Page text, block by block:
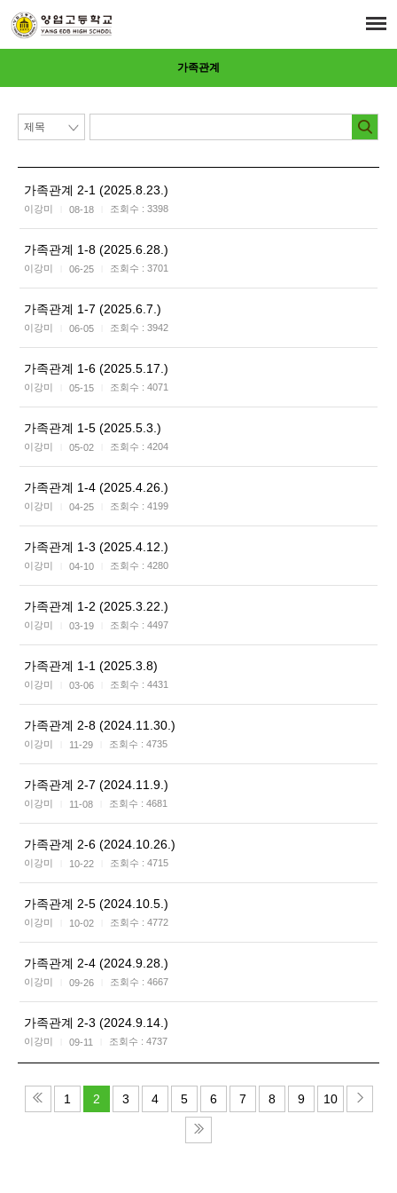
가족관계
가족관계 2-1 (2025.8.23.)
이강미 08-18 조회수 : 3398
가족관계 1-8 (2025.6.28.)
이강미 06-25 조회수 : 3701
가족관계 1-7 (2025.6.7.)
이강미 06-05 조회수 : 3942
가족관계 1-6 (2025.5.17.)
이강미 05-15 조회수 : 4071
가족관계 1-5 (2025.5.3.)
이강미 05-02 조회수 : 4204
가족관계 1-4 (2025.4.26.)
이강미 04-25 조회수 : 4199
가족관계 1-3 (2025.4.12.)
이강미 04-10 조회수 : 4280
가족관계 1-2 (2025.3.22.)
이강미 03-19 조회수 : 4497
가족관계 1-1 (2025.3.8)
이강미 03-06 조회수 : 4431
가족관계 2-8 (2024.11.30.)
이강미 11-29 조회수 : 4735
가족관계 2-7 (2024.11.9.)
이강미 11-08 조회수 : 4681
가족관계 2-6 (2024.10.26.)
이강미 10-22 조회수 : 4715
가족관계 2-5 (2024.10.5.)
이강미 10-02 조회수 : 4772
가족관계 2-4 (2024.9.28.)
이강미 09-26 조회수 : 4667
가족관계 2-3 (2024.9.14.)
이강미 09-11 조회수 : 4737
1 2 3 4 5 6 7 8 9 10